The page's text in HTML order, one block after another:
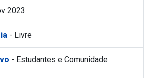
2023
- Livre
- Estudantes e Comunidade